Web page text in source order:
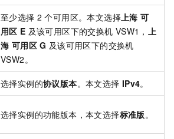
至少选择 2 个可用区。本文选择上海 可
用区 E 及该可用区下的交换机 VSW1， 上
海 可用区 G 及该可用区下的交换机
VSW2。
选择实例的协议版本。本文选择 IPv4。
选择实例的功能版本，本文选择标准版。